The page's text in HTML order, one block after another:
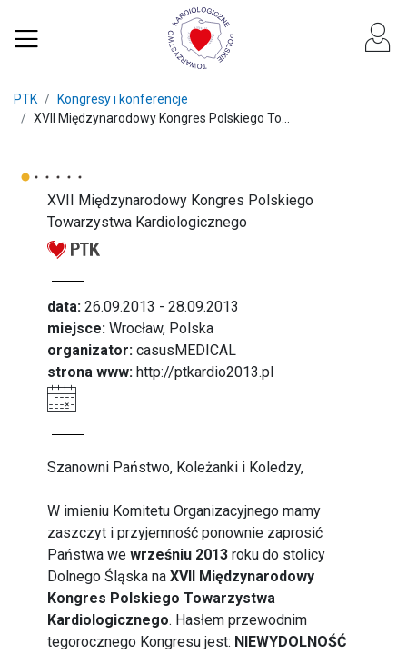
PTK
Kongresy i konferencje
XVII Międzynarodowy Kongres Polskiego To...
XVII Międzynarodowy Kongres Polskiego
Towarzystwa Kardiologicznego
data: 26.09.2013 - 28.09.2013
miejsce: Wrocław, Polska
organizator: casusMEDICAL
strona www: http://ptkardio2013.pl
Szanowni Państwo, Koleżanki i Koledzy,
W imieniu Komitetu Organizacyjnego mamy
zaszczyt i przyjemność ponownie zaprosić
Państwa wewrześniu 2013 roku do stolicy
Dolnego Śląska naXVII Międzynarodowy
Kongres Polskiego Towarzystwa
Kardiologicznego. Hasłem przewodnim
tegorocznego Kongresu jest: NIEWYDOLNOŚĆ